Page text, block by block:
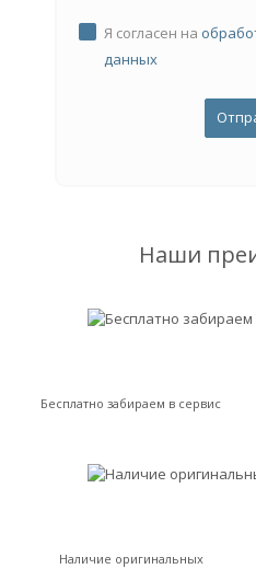
Я согласен на
данных
Наши
Бесплатно забираем в сервис
Наличие оригинальных